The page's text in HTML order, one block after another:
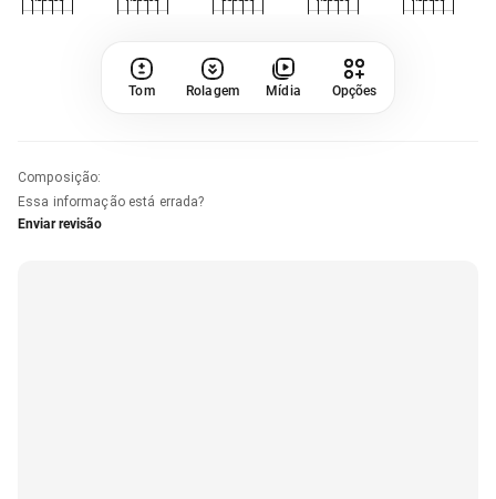
Tom Rolagem Mídia Opções
Composição:
Essa informação está errada?
Enviar revisão